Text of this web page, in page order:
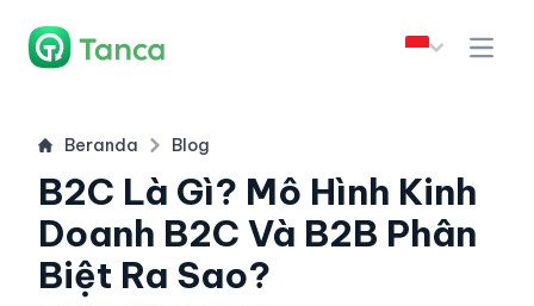
Beranda Blog
B2C Là Gì? Mô Hình Kinh
Doanh B2C Và B2B Phân
Biệt Ra Sao?